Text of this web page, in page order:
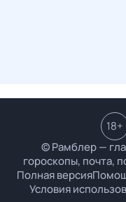
© Рамблер —
гороскопы, почта,
Полная версия
Условия
18+